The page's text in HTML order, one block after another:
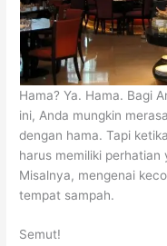
Hama? Ya. Hama. Bagi
ini, Anda mungkin
dengan hama. Tapi
harus memiliki perhatian
Misalnya, mengenai
tempat sampah.
Semut!